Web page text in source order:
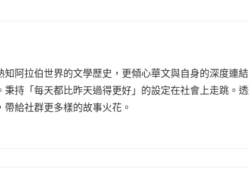
知阿拉伯世界的文學歷史，更傾心華文與自身的深度連
秉持「每天都比昨天過得更好」的設定在社會上走跳。
帶給社群更多樣的故事火花。